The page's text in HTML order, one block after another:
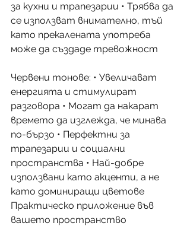
за кухни и трапезарии • Трябва да
се използват внимателно, тъй
като прекалената употреба
може да създаде тревожност
Червени тонове: • Увеличават
енергията и стимулират
разговора • Могат да накарат
времето да изглежда, че минава
по-бързо • Перфектни за
трапезарии и социални
пространства • Най-добре
използвани като акценти, а не
като доминиращи цветове
Практическо приложение във
вашето пространство